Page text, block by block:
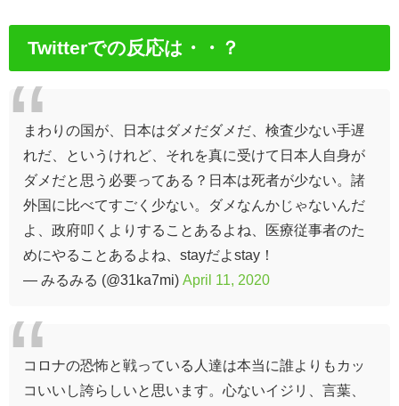
Twitterでの反応は・・？
まわりの国が、日本はダメだダメだ、検査少ない手遅
れだ、というけれど、それを真に受けて日本人自身が
ダメだと思う必要ってある？日本は死者が少ない。諸
外国に比べてすごく少ない。ダメなんかじゃないんだ
よ、政府叩くよりすることあるよね、医療従事者のた
めにやることあるよね、stayだよstay！
— みるみる (@31ka7mi) April 11, 2020
コロナの恐怖と戦っている人達は本当に誰よりもカッ
コいいし誇らしいと思います。心ないイジリ、言葉、